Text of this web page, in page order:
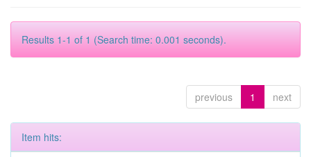
Results 1-1 of 1 (Search time: 0.001 seconds).
previous 1 next
Item hits: